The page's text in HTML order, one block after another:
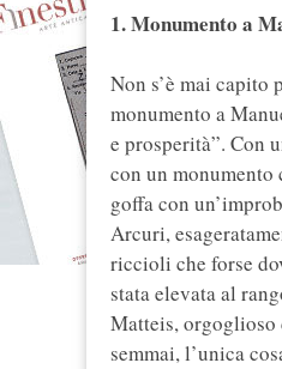
1. Monumento a
Non s’è mai capito
monumento a
e prosperità”. Con
con un
goffa con
Arcuri,
riccioli che forse
stata elevata al
Matteis, orgoglioso
semmai, l’unica